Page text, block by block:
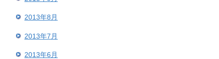
2013年8月
2013年7月
2013年6月